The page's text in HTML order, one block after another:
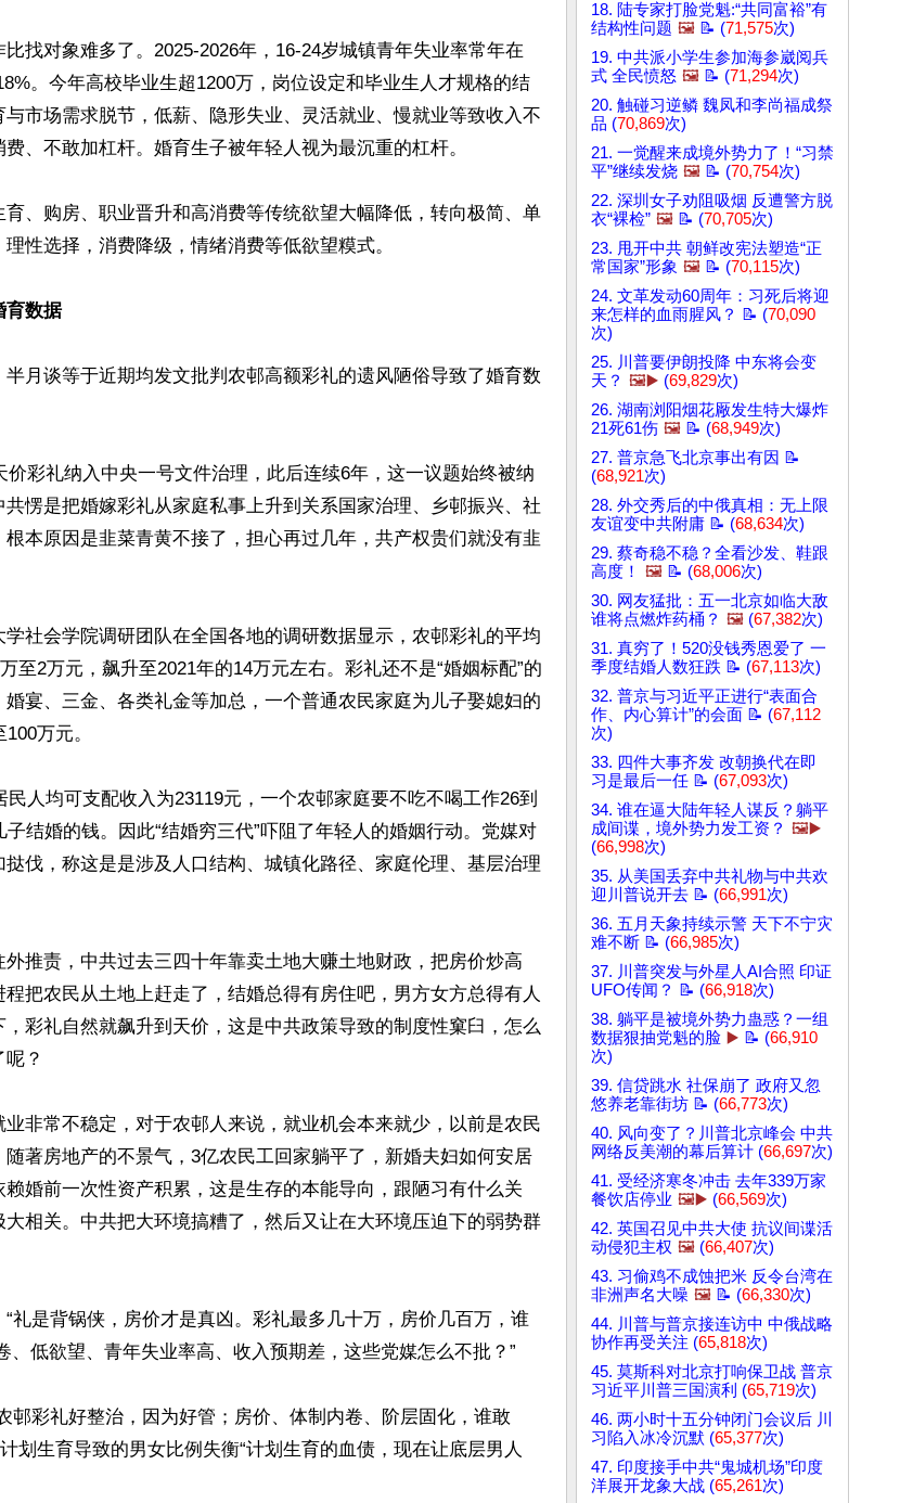
找对象难多了。2025-2026年，16-24岁城镇青年失业率常年在
。今年高校毕业生超1200万，岗位设定和毕业生人才规格的结
市场需求脱节，低薪、隐形失业、灵活就业、慢就业等致收入不
、不敢加杠杆。婚育生子被年轻人视为最沉重的杠杆。
、购房、职业晋升和高消费等传统欲望大幅降低，转向极简、单
性选择，消费降级，情绪消费等低欲望糢式。
育数据
月谈等于近期均发文批判农邨高额彩礼的遗风陋俗导致了婚育数
价彩礼纳入中央一号文件治理，此后连续6年，这一议题始终被纳
愣是把婚嫁彩礼从家庭私事上升到关系国家治理、乡邨振兴、社
本原因是韭菜青黄不接了，担心再过几年，共产权贵们就没有韭
社会学院调研团队在全国各地的调研数据显示，农邨彩礼的平均
至2万元，飙升至2021年的14万元左右。彩礼还不是“婚姻标配”的
宴、三金、各类礼金等加总，一个普通农民家庭为儿子娶媳妇的
万元。
人均可支配收入为23119元，一个农邨家庭要不吃不喝工作26到
结婚的钱。因此“结婚穷三代”吓阻了年轻人的婚姻行动。党媒对
伐，称这是是涉及人口结构、城镇化路径、家庭伦理、基层治理
推责，中共过去三四十年靠卖土地大赚土地财政，把房价炒高
把农民从土地上赶走了，结婚总得有房住吧，男方女方总得有人
彩礼自然就飙升到天价，这是中共政策导致的制度性窠臼，怎么
？
非常不稳定，对于农邨人来说，就业机会本来就少，以前是农民
著房地产的不景气，3亿农民工回家躺平了，新婚夫妇如何安居
婚前一次性资产积累，这是生存的本能导向，跟陋习有什么关
相关。中共把大环境搞糟了，然后又让在大环境压迫下的弱势群
礼是背锅侠，房价才是真凶。彩礼最多几十万，房价几百万，谁
、低欲望、青年失业率高、收入预期差，这些党媒怎么不批？”
邨彩礼好整治，因为好管；房价、体制内卷、阶层固化，谁敢
划生育导致的男女比例失衡“计划生育的血债，现在让底层男人
18. 陆专家打脸党魁:“共同富裕”有
结构性问题 🖼️ 📝 (71,575次)
19. 中共派小学生参加海参崴阅兵
式 全民愤怒 🖼️ 📝 (71,294次)
20. 触碰习逆鳞 魏凤和李尚福成祭
品 (70,869次)
21. 一觉醒来成境外势力了！“习禁
平”继续发烧 🖼️ 📝 (70,754次)
22. 深圳女子劝阻吸烟 反遭警方脱
衣“裸检” 🖼️ 📝 (70,705次)
23. 甩开中共 朝鲜改宪法塑造“正
常国家”形象 🖼️ 📝 (70,115次)
24. 文革发动60周年：习死后将迎
来怎样的血雨腥风？ 📝 (70,090
次)
25. 川普要伊朗投降 中东将会变
天？ 🖼️▶️ (69,829次)
26. 湖南浏阳烟花厰发生特大爆炸
21死61伤 🖼️ 📝 (68,949次)
27. 普京急飞北京事出有因 📝
(68,921次)
28. 外交秀后的中俄真相：无上限
友谊变中共附庸 📝 (68,634次)
29. 蔡奇稳不稳？全看沙发、鞋跟
高度！
🖼️ 📝 (68,006次)
30. 网友猛批：五一北京如临大敌
谁将点燃炸药桶？ 🖼️ (67,382次)
31. 真穷了！520没钱秀恩爱了 一
季度结婚人数狂跌 📝 (67,113次)
32. 普京与习近平正进行“表面合
作、内心算计”的会面 📝 (67,112
次)
33. 四件大事齐发 改朝换代在即
习是最后一任 📝 (67,093次)
34. 谁在逼大陆年轻人谋反？躺平
成间谍，境外势力发工资？ 🖼️▶️
(66,998次)
35. 从美国丢弃中共礼物与中共欢
迎川普说开去 📝 (66,991次)
36. 五月天象持续示警 天下不宁灾
难不断 📝 (66,985次)
37. 川普突发与外星人AI合照 印证
UFO传闻？ 📝 (66,918次)
38. 躺平是被境外势力蛊惑？一组
数据狠抽党魁的脸 ▶️ 📝 (66,910
次)
39. 信贷跳水 社保崩了 政府又忽
悠养老靠街坊 📝 (66,773次)
40. 风向变了？川普北京峰会 中共
网络反美潮的幕后算计 (66,697次)
41. 受经济寒冬冲击 去年339万家
餐饮店停业 🖼️▶️ (66,569次)
42. 英国召见中共大使 抗议间谍活
动侵犯主权 🖼️ (66,407次)
43. 习偷鸡不成蚀把米 反令台湾在
非洲声名大噪 🖼️ 📝 (66,330次)
44. 川普与普京接连访中 中俄战略
协作再受关注 (65,818次)
45. 莫斯科对北京打响保卫战 普京
习近平川普三国演利 (65,719次)
46. 两小时十五分钟闭门会议后 川
习陷入冰冷沉默 (65,377次)
47. 印度接手中共“鬼城机场”印度
洋展开龙象大战 (65,261次)